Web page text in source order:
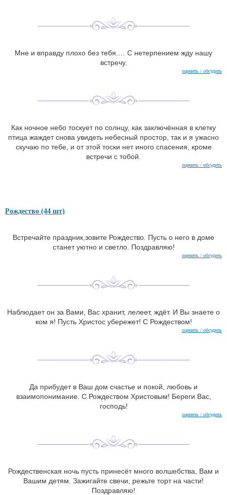
Мне и вправду плохо без тебя.… С нетерпением жду нашу
встречу.
оценить / обсудить
Как ночное небо тоскует по солнцу, как заключённая в клетку
птица жаждет снова увидеть небесный простор, так и я ужасно
скучаю по тебе, и от этой тоски нет иного спасения, кроме
встречи с тобой.
оценить / обсудить
Рождество (44 шт)
Встречайте праздник,зовите Рождество. Пусть о него в доме
станет уютно и светло. Поздравляю!
оценить / обсудить
Наблюдает он за Вами, Вас хранит, лелеет, ждёт. И Вы знаете о
ком я! Пусть Христос убережет! С Рождеством!
оценить / обсудить
Да прибудет в Ваш дом счастье и покой, любовь и
взаимопонимание. С Рождеством Христовым! Береги Вас,
господь!
оценить / обсудить
Рождественская ночь пусть принесёт много волшебства, Вам и
Вашим детям. Зажигайте свечи, режьте торт на части!
Поздравляю!